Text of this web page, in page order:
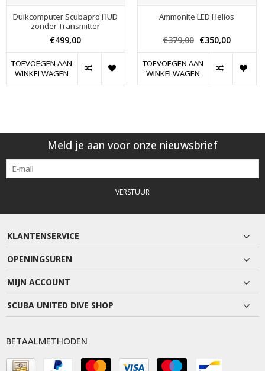
Duikcomputer Scubapro HUD
zonder Transmitter
€499,00
TOEVOEGEN AAN
WINKELWAGEN
Ammonite LED Helios
€379,00 €350,00
TOEVOEGEN AAN
WINKELWAGEN
Meld je aan voor onze nieuwsbrief
VERSTUUR
KLANTENSERVICE
OPENINGSUREN
MIJN ACCOUNT
SCUBA UNITED DIVE SHOP
BETAALMETHODEN